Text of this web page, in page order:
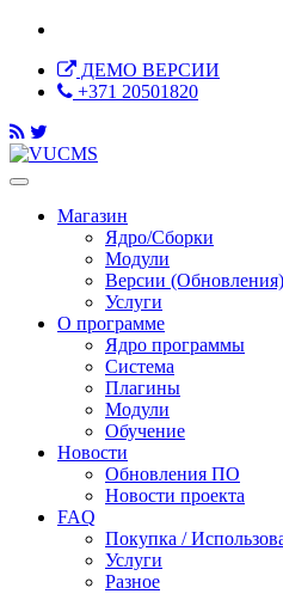
ДЕМО ВЕРСИИ
+371 20501820
Магазин
Ядро/Сборки
Модули
Версии (Обновления)
Услуги
О программе
Ядро программы
Система
Плагины
Модули
Обучение
Новости
Обновления ПО
Новости проекта
FAQ
Покупка /
Услуги
Разное